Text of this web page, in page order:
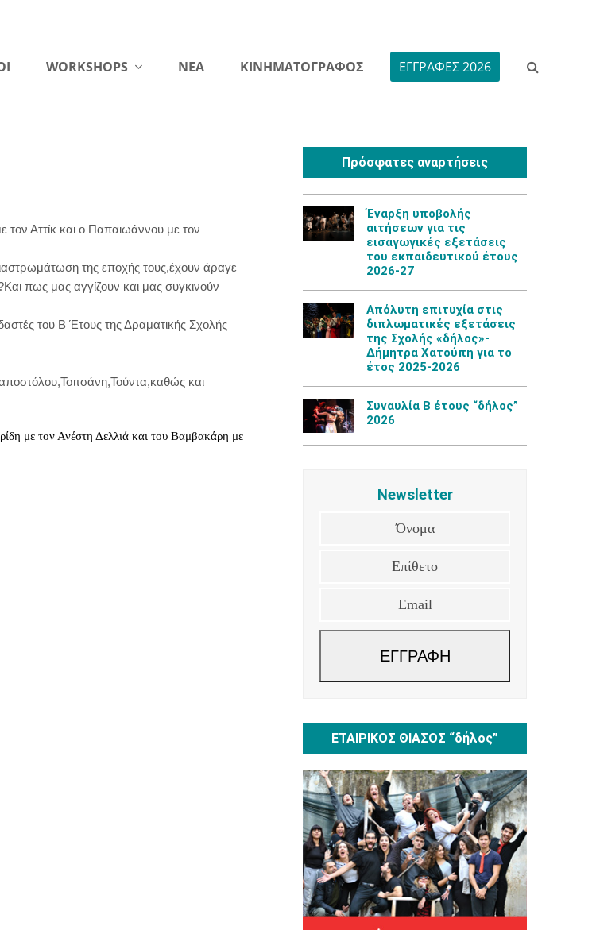
WORKSHOPS NEA ΚΙΝΗΜΑΤΟΓΡΑΦΟΣ ΕΓΓΡΑΦΕΣ 2026
τον Αττίκ και ο Παπαιωάννου με τον
της εποχής τους,έχουν άραγε
πως μας αγγίζουν και μας συγκινούν
του Β Έτους της Δραματικής Σχολής
και
με τον Ανέστη Δελλιά και του Βαμβακάρη με
Πρόσφατες αναρτήσεις
Έναρξη υποβολής
αιτήσεων για τις
εισαγωγικές εξετάσεις
του εκπαιδευτικού έτους
2026-27
Aπόλυτη επιτυχία στις
διπλωματικές εξετάσεις
της Σχολής «δήλος»-
Δήμητρα Χατούπη για το
έτος 2025-2026
Συναυλία Β έτους “δήλος”
2026
Newsletter
ΕΓΓΡΑΦΗ
ΕΤΑΙΡΙΚΟΣ ΘΙΑΣΟΣ “δήλος”